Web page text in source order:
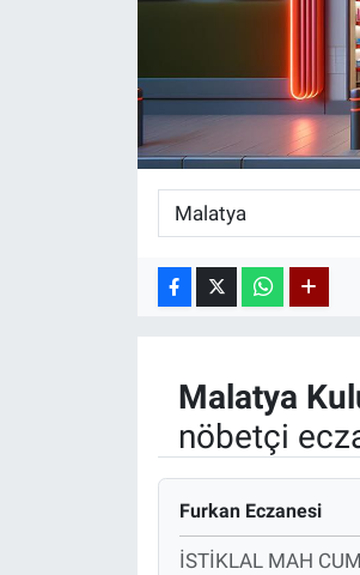
Malatya
nöbetçi
Furkan Eczanesi
İSTİKLAL MAH